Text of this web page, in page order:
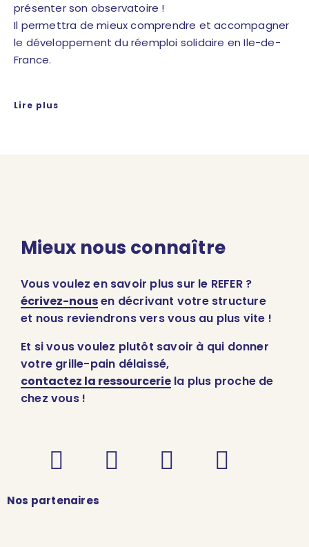
présenter son observatoire !
Il permettra de mieux comprendre et accompagner
le développement du réemploi solidaire en Ile-de-
France.
Lire plus
Mieux nous connaître
Vous voulez en savoir plus sur le REFER ?
écrivez-nousen décrivant votre structure
et nous reviendrons vers vous au plus vite !
Et si vous voulez plutôt savoir à qui donner
votre grille-pain délaissé,
contactez la ressourcerie la plus proche de
chez vous !
Nos partenaires